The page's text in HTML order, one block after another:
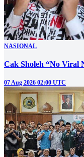
NASIONAL
Cak Sholeh “No Viral
07 Aug 2026 02:00 UTC